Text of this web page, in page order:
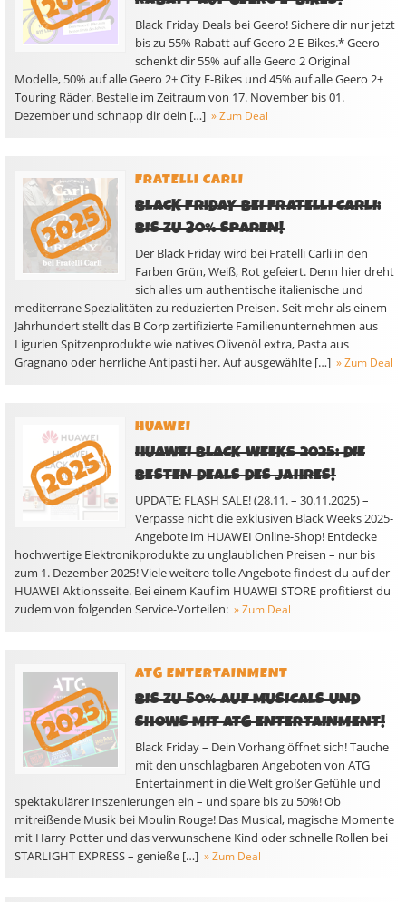
Black Friday Deals bei Geero! Sichere dir nur jetzt
bis zu 55% Rabatt auf Geero 2 E-Bikes.* Geero
schenkt dir 55% auf alle Geero 2 Original
Modelle, 50% auf alle Geero 2+ City E-Bikes und 45% auf alle Geero 2+
Touring Räder. Bestelle im Zeitraum von 17. November bis 01.
Dezember und schnapp dir dein […] » Zum Deal
FRATELLI CARLI
BLACK FRIDAY BEI FRATELLI CARLI:
BIS ZU 30% SPAREN!
Der Black Friday wird bei Fratelli Carli in den
Farben Grün, Weiß, Rot gefeiert. Denn hier dreht
sich alles um authentische italienische und
mediterrane Spezialitäten zu reduzierten Preisen. Seit mehr als einem
Jahrhundert stellt das B Corp zertifizierte Familienunternehmen aus
Ligurien Spitzenprodukte wie natives Olivenöl extra, Pasta aus
Gragnano oder herrliche Antipasti her. Auf ausgewählte […] » Zum Deal
HUAWEI
HUAWEI BLACK WEEKS 2025: DIE
BESTEN DEALS DES JAHRES!
UPDATE: FLASH SALE! (28.11. – 30.11.2025) –
Verpasse nicht die exklusiven Black Weeks 2025-
Angebote im HUAWEI Online-Shop! Entdecke
hochwertige Elektronikprodukte zu unglaublichen Preisen – nur bis
zum 1. Dezember 2025! Viele weitere tolle Angebote findest du auf der
HUAWEI Aktionsseite. Bei einem Kauf im HUAWEI STORE profitierst du
zudem von folgenden Service-Vorteilen: » Zum Deal
ATG ENTERTAINMENT
BIS ZU 50% AUF MUSICALS UND
SHOWS MIT ATG ENTERTAINMENT!
Black Friday – Dein Vorhang öffnet sich! Tauche
mit den unschlagbaren Angeboten von ATG
Entertainment in die Welt großer Gefühle und
spektakulärer Inszenierungen ein – und spare bis zu 50%! Ob
mitreißende Musik bei Moulin Rouge! Das Musical, magische Momente
mit Harry Potter und das verwunschene Kind oder schnelle Rollen bei
STARLIGHT EXPRESS – genieße […] » Zum Deal